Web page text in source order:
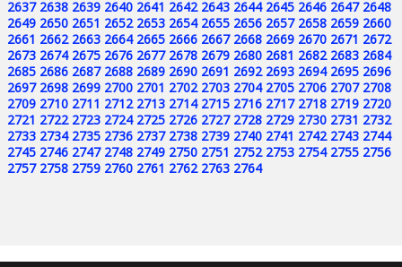
2637 2638 2639 2640 2641 2642 2643 2644 2645 2646 2647 2648
2649 2650 2651 2652 2653 2654 2655 2656 2657 2658 2659 2660
2661 2662 2663 2664 2665 2666 2667 2668 2669 2670 2671 2672
2673 2674 2675 2676 2677 2678 2679 2680 2681 2682 2683 2684
2685 2686 2687 2688 2689 2690 2691 2692 2693 2694 2695 2696
2697 2698 2699 2700 2701 2702 2703 2704 2705 2706 2707 2708
2709 2710 2711 2712 2713 2714 2715 2716 2717 2718 2719 2720
2721 2722 2723 2724 2725 2726 2727 2728 2729 2730 2731 2732
2733 2734 2735 2736 2737 2738 2739 2740 2741 2742 2743 2744
2745 2746 2747 2748 2749 2750 2751 2752 2753 2754 2755 2756
2757 2758 2759 2760 2761 2762 2763 2764